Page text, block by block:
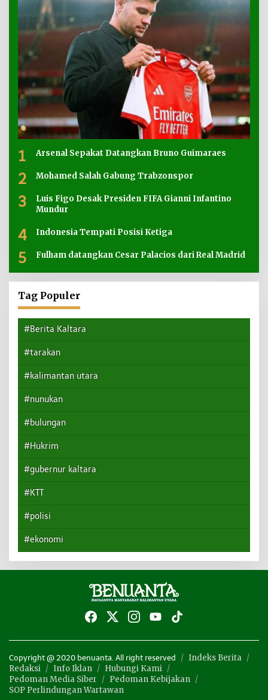
1 Arsenal Sepakat Datangkan Bruno Guimaraes
2 Mohamed Salah Gabung Trabzonspor
3
Luis Figo Desak Presiden FIFA Gianni Infantino
Mundur
4 Indonesia Tempati Posisi Ketiga
5 Fulham datangkan Cesar Palacios dari Real Madrid
Tag Populer
#Berita Kaltara
#tarakan
#kalimantan utara
#nunukan
#bulungan
#Hukrim
#gubernur kaltara
#KTT
#polisi
#ekonomi
Copyright @ 2020 benuanta. All right reserved
Indeks Berita
Redaksi
Info Iklan
Hubungi Kami
Pedoman Media Siber
Pedoman Kebijakan
SOP Perlindungan Wartawan